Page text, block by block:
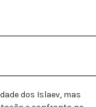
dos Islaev, mas